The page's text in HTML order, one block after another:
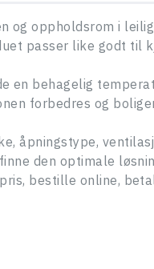
oppholdsrom i
passer like godt til
en behagelig
forbedres og
åpningstype,
den optimale
bestille online,
OSS,
1 arbeidsdag. Vi
og gir råd om hva du
ER
innen 1 arbeidsdag.